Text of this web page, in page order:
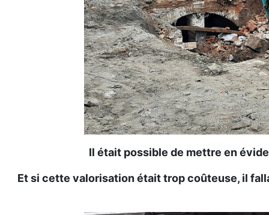
Il était possible de mettre en
Et si cette valorisation était trop coûteuse, il